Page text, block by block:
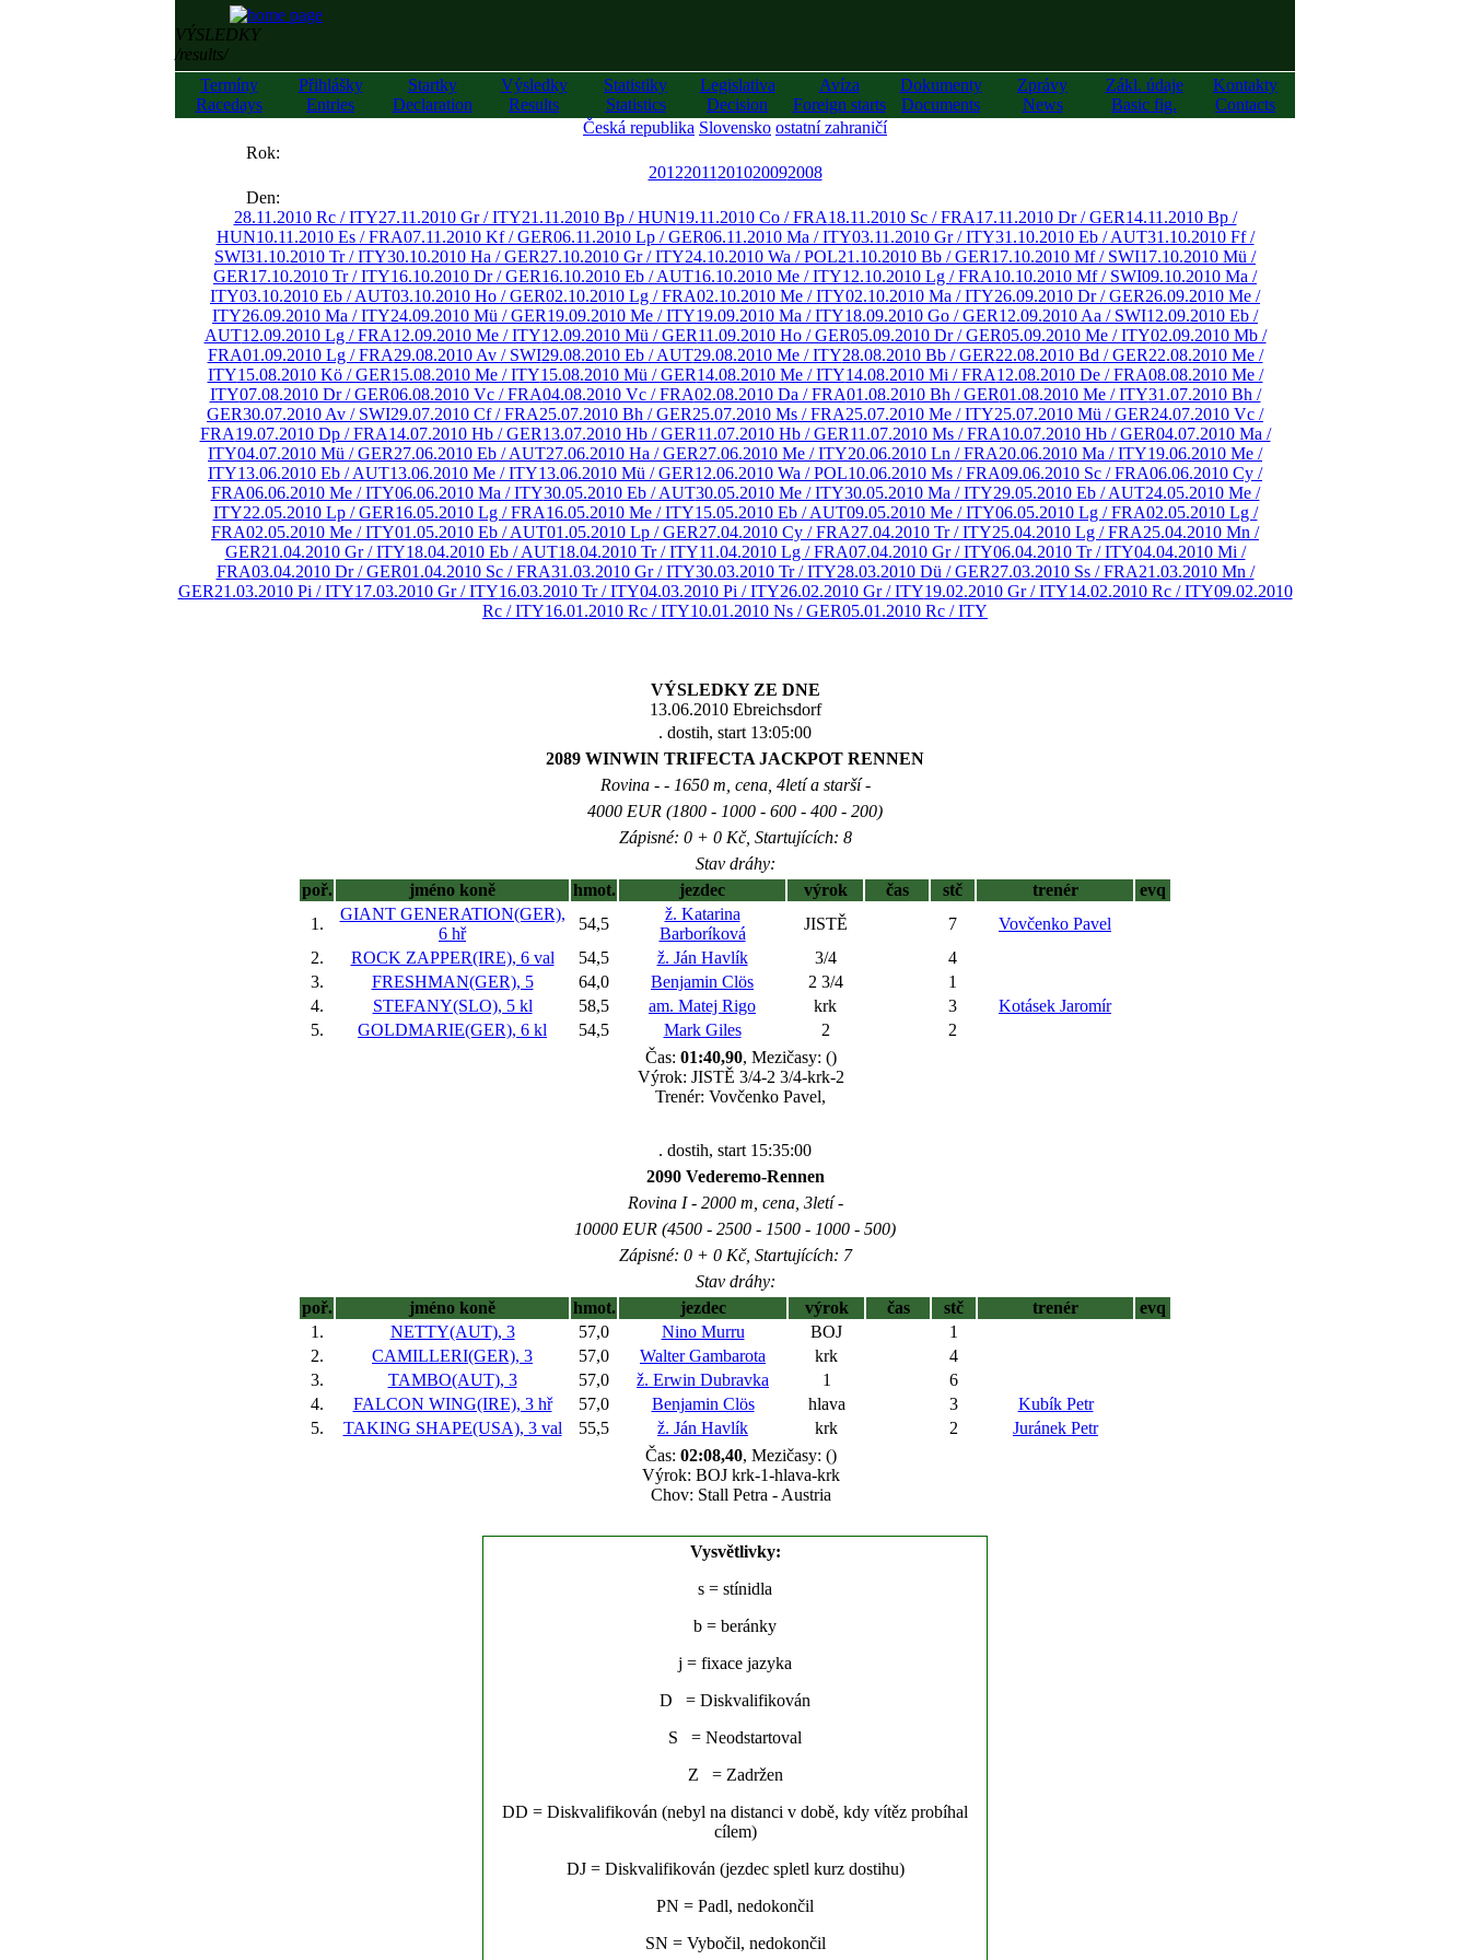
VÝSLEDKY
/results/
Termíny
Racedays
Přihlášky
Entries
Startky
Declaration
Výsledky
Results
Statistiky
Statistics
Legislativa
Decision
Avíza
Foreign starts
Dokumenty
Documents
Zprávy
News
Zákl. údaje
Basic fig.
Kontakty
Contacts
Česká republika Slovensko ostatní zahraničí
Rok:
20122011 201020092008
Den:
28.11.2010 Rc / ITY27.11.2010 Gr / ITY21.11.2010 Bp / HUN19.11.2010 Co / FRA18.11.2010 Sc / FRA17.11.2010 Dr / GER14.11.2010 Bp /
HUN10.11.2010 Es / FRA07.11.2010 Kf / GER06.11.2010 Lp / GER06.11.2010 Ma / ITY03.11.2010 Gr / ITY31.10.2010 Eb / AUT31.10.2010 Ff /
SWI31.10.2010 Tr / ITY30.10.2010 Ha / GER27.10.2010 Gr / ITY24.10.2010 Wa / POL21.10.2010 Bb / GER17.10.2010 Mf / SWI17.10.2010 Mü /
GER17.10.2010 Tr / ITY16.10.2010 Dr / GER16.10.2010 Eb / AUT16.10.2010 Me / ITY12.10.2010 Lg / FRA10.10.2010 Mf / SWI09.10.2010 Ma /
ITY03.10.2010 Eb / AUT03.10.2010 Ho / GER02.10.2010 Lg / FRA02.10.2010 Me / ITY02.10.2010 Ma / ITY26.09.2010 Dr / GER26.09.2010 Me /
ITY26.09.2010 Ma / ITY24.09.2010 Mü / GER19.09.2010 Me / ITY19.09.2010 Ma / ITY18.09.2010 Go / GER12.09.2010 Aa / SWI12.09.2010 Eb /
AUT12.09.2010 Lg / FRA12.09.2010 Me / ITY12.09.2010 Mü / GER11.09.2010 Ho / GER05.09.2010 Dr / GER05.09.2010 Me / ITY02.09.2010 Mb /
FRA01.09.2010 Lg / FRA29.08.2010 Av / SWI29.08.2010 Eb / AUT29.08.2010 Me / ITY28.08.2010 Bb / GER22.08.2010 Bd / GER22.08.2010 Me /
ITY15.08.2010 Kö / GER15.08.2010 Me / ITY15.08.2010 Mü / GER14.08.2010 Me / ITY14.08.2010 Mi / FRA12.08.2010 De / FRA08.08.2010 Me /
ITY07.08.2010 Dr / GER06.08.2010 Vc / FRA04.08.2010 Vc / FRA02.08.2010 Da / FRA01.08.2010 Bh / GER01.08.2010 Me / ITY31.07.2010 Bh /
GER30.07.2010 Av / SWI29.07.2010 Cf / FRA25.07.2010 Bh / GER25.07.2010 Ms / FRA25.07.2010 Me / ITY25.07.2010 Mü / GER24.07.2010 Vc /
FRA19.07.2010 Dp / FRA14.07.2010 Hb / GER13.07.2010 Hb / GER11.07.2010 Hb / GER11.07.2010 Ms / FRA10.07.2010 Hb / GER04.07.2010 Ma /
ITY04.07.2010 Mü / GER27.06.2010 Eb / AUT27.06.2010 Ha / GER27.06.2010 Me / ITY20.06.2010 Ln / FRA20.06.2010 Ma / ITY19.06.2010 Me /
ITY13.06.2010 Eb / AUT13.06.2010 Me / ITY13.06.2010 Mü / GER12.06.2010 Wa / POL10.06.2010 Ms / FRA09.06.2010 Sc / FRA06.06.2010 Cy /
FRA06.06.2010 Me / ITY06.06.2010 Ma / ITY30.05.2010 Eb / AUT30.05.2010 Me / ITY30.05.2010 Ma / ITY29.05.2010 Eb / AUT24.05.2010 Me /
ITY22.05.2010 Lp / GER16.05.2010 Lg / FRA16.05.2010 Me / ITY15.05.2010 Eb / AUT09.05.2010 Me / ITY06.05.2010 Lg / FRA02.05.2010 Lg /
FRA02.05.2010 Me / ITY01.05.2010 Eb / AUT01.05.2010 Lp / GER27.04.2010 Cy / FRA27.04.2010 Tr / ITY25.04.2010 Lg / FRA25.04.2010 Mn /
GER21.04.2010 Gr / ITY18.04.2010 Eb / AUT18.04.2010 Tr / ITY11.04.2010 Lg / FRA07.04.2010 Gr / ITY06.04.2010 Tr / ITY04.04.2010 Mi /
FRA03.04.2010 Dr / GER01.04.2010 Sc / FRA31.03.2010 Gr / ITY30.03.2010 Tr / ITY28.03.2010 Dü / GER27.03.2010 Ss / FRA21.03.2010 Mn /
GER21.03.2010 Pi / ITY17.03.2010 Gr / ITY16.03.2010 Tr / ITY04.03.2010 Pi / ITY26.02.2010 Gr / ITY19.02.2010 Gr / ITY14.02.2010 Rc / ITY09.02.2010
Rc / ITY16.01.2010 Rc / ITY10.01.2010 Ns / GER05.01.2010 Rc / ITY
VÝSLEDKY ZE DNE
13.06.2010 Ebreichsdorf
. dostih, start 13:05:00
2089 WINWIN TRIFECTA JACKPOT RENNEN
Rovina - - 1650 m, cena, 4letí a starší -
4000 EUR (1800 - 1000 - 600 - 400 - 200)
Zápisné: 0 + 0 Kč, Startujících: 8
Stav dráhy:
poř.
jméno koně hmot. jezdec výrok čas stč trenér
evq
1.
GIANT GENERATION(GER),
6 hř
54,5
ž. Katarina
Barboríková
JISTĚ 7
Vovčenko Pavel
2.
ROCK ZAPPER(IRE), 6 val 54,5 ž. Ján Havlík 3/4
4
3.
FRESHMAN(GER), 5 64,0 Benjamin Clös 2 3/4
1
4.
STEFANY(SLO), 5 kl 58,5 am. Matej Rigo krk 3
Kotásek Jaromír
5.
GOLDMARIE(GER), 6 kl 54,5 Mark Giles 2
2
Čas: 01:40,90, Mezičasy: ()
Výrok: JISTĚ 3/4-2 3/4-krk-2
Trenér: Vovčenko Pavel,
. dostih, start 15:35:00
2090 Vederemo-Rennen
Rovina I - 2000 m, cena, 3letí -
10000 EUR (4500 - 2500 - 1500 - 1000 - 500)
Zápisné: 0 + 0 Kč, Startujících: 7
Stav dráhy:
poř.
jméno koně hmot. jezdec výrok čas stč trenér
evq
1.
NETTY(AUT), 3 57,0 Nino Murru BOJ
1
2.
CAMILLERI(GER), 3 57,0 Walter Gambarota krk
4
3.
TAMBO(AUT), 3 57,0 ž. Erwin Dubravka 1
6
4.
FALCON WING(IRE), 3 hř 57,0 Benjamin Clös hlava 3
Kubík Petr
5.
TAKING SHAPE(USA), 3 val 55,5 ž. Ján Havlík krk 2
Juránek Petr
Čas: 02:08,40, Mezičasy: ()
Výrok: BOJ krk-1-hlava-krk
Chov: Stall Petra - Austria
Vysvětlivky:
s = stínidla
b = beránky
j = fixace jazyka
D = Diskvalifikován
S = Neodstartoval
Z = Zadržen
DD = Diskvalifikován (nebyl na distanci v době, kdy vítěz probíhal
cílem)
DJ = Diskvalifikován (jezdec spletl kurz dostihu)
PN = Padl, nedokončil
SN = Vybočil, nedokončil